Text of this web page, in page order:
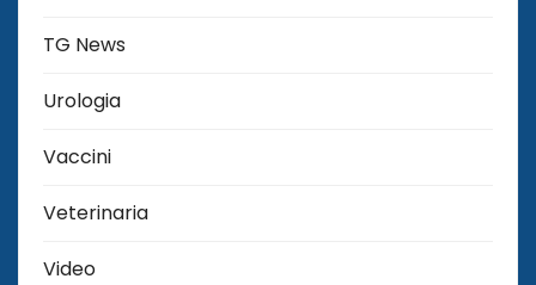
TG News
Urologia
Vaccini
Veterinaria
Video